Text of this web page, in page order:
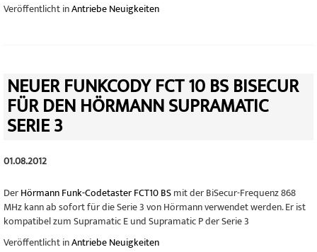
Veröffentlicht inAntriebe Neuigkeiten
NEUER FUNKCODY FCT 10 BS BISECUR
FÜR DEN HÖRMANN SUPRAMATIC
SERIE 3
01.08.2012
DerHörmann Funk-Codetaster FCT10 BSmit der BiSecur-Frequenz 868
MHz kann ab sofort für die Serie 3 von Hörmann verwendet werden. Er ist
kompatibel zum Supramatic E und Supramatic P der Serie 3
Veröffentlicht inAntriebe Neuigkeiten